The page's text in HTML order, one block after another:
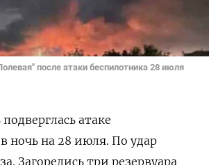
после атаки беспилотника 28 июля
атаке
ночь на 28 июля. По удар
Загорелись три резервуара